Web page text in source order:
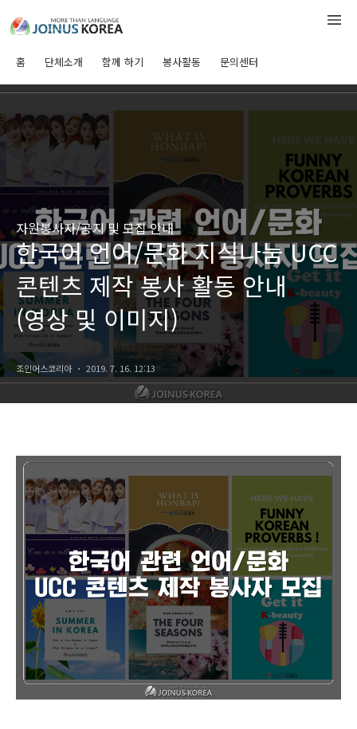
홈 단체소개 함께 하기 봉사활동 문의센터
자원봉사자/공지 및 모집 안내
한국어 언어/문화 지식나눔 UCC
콘텐츠 제작 봉사 활동 안내
(영상 및 이미지)
조인어스코리아 2019. 7. 16. 12:13